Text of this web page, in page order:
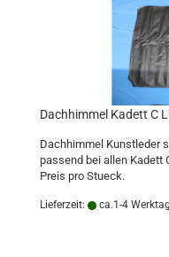
Dachhimmel Kadett C
Dachhimmel Kunstleder
passend bei allen Kadett
Preis pro Stueck.
Lieferzeit: ca.1-4